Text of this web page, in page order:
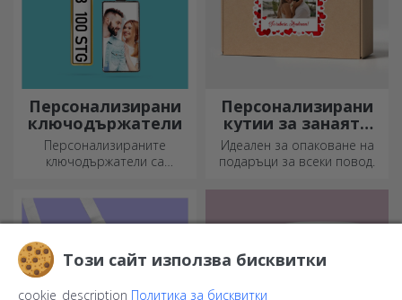
Персонализирани
ключодържатели
Персонализираните
ключодържатели са
си, идеален за да им
напомняте за вас всеки ден.
Персонализирани
кутии за занаяти
със стикери
Идеален за опаковане на
подаръци за всеки повод.
Този сайт използва бисквитки
cookie_description Политика за бисквитки